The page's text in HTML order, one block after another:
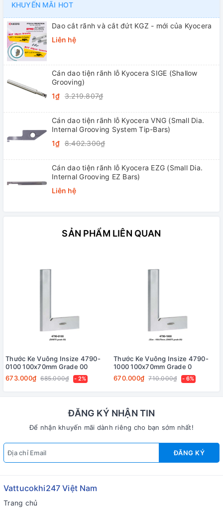
KHUYẾN MÃI HOT
Dao cắt rãnh và cắt đứt KGZ - mới của Kyocera
Liên hệ
Cán dao tiện rãnh lỗ Kyocera SIGE (Shallow
Grooving)
1₫ 3.219.807₫
Cán dao tiện rãnh lỗ Kyocera VNG (Small Dia.
Internal Grooving System Tip-Bars)
1₫ 8.402.300₫
Cán dao tiện rãnh lỗ Kyocera EZG (Small Dia.
Internal Grooving EZ Bars)
Liên hệ
SẢN PHẨM LIÊN QUAN
Thước Ke Vuông Insize 4790-
0100 100x70mm Grade 00
673.000₫ 685.000₫ - 2%
Thước Ke Vuông Insize 4790-
1000 100x70mm Grade 0
670.000₫ 710.000₫ - 6%
ĐĂNG KÝ NHẬN TIN
Để nhận khuyến mãi dành riêng cho bạn sớm nhất!
ĐĂNG KÝ
Vattucokhi247 Việt Nam
Trang chủ